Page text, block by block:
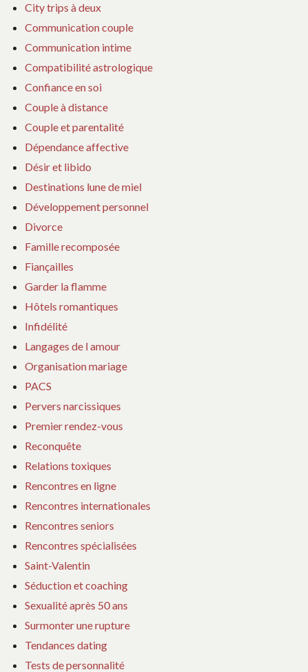
City trips à deux
Communication couple
Communication intime
Compatibilité astrologique
Confiance en soi
Couple à distance
Couple et parentalité
Dépendance affective
Désir et libido
Destinations lune de miel
Développement personnel
Divorce
Famille recomposée
Fiançailles
Garder la flamme
Hôtels romantiques
Infidélité
Langages de l amour
Organisation mariage
PACS
Pervers narcissiques
Premier rendez-vous
Reconquête
Relations toxiques
Rencontres en ligne
Rencontres internationales
Rencontres seniors
Rencontres spécialisées
Saint-Valentin
Séduction et coaching
Sexualité après 50 ans
Surmonter une rupture
Tendances dating
Tests de personnalité